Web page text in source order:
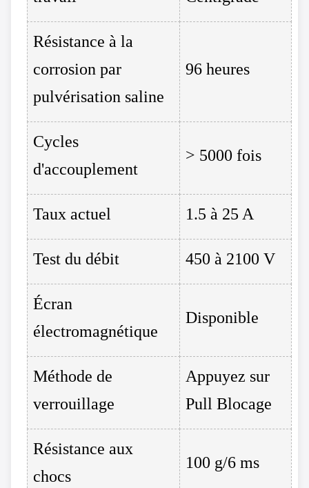
Résistance à la
corrosion par
pulvérisation saline
96 heures
Cycles
d'accouplement
> 5000 fois
Taux actuel 1.5 à 25 A
Test du débit 450 à 2100 V
Écran
électromagnétique
Disponible
Méthode de
verrouillage
Appuyez sur
Pull Blocage
Résistance aux
chocs
100 g/6 ms